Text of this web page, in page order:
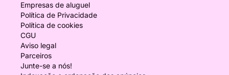
Empresas de aluguel
Política de Privacidade
Política de cookies
CGU
Aviso legal
Parceiros
Junte-se a nós!